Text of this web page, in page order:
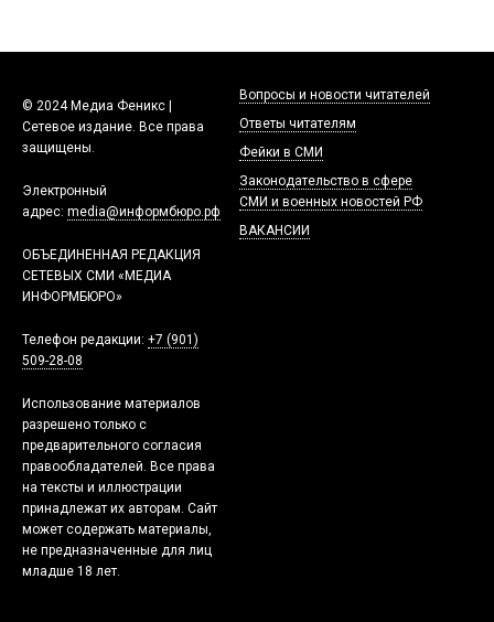
© 2024 Медиа Феникс |
Сетевое издание. Все права
защищены.
Электронный
адрес: media@информбюро.рф
ОБЪЕДИНЕННАЯ РЕДАКЦИЯ
СЕТЕВЫХ СМИ «МЕДИА
ИНФОРМБЮРО»
Телефон редакции: +7 (901)
509-28-08
Использование материалов
разрешено только с
предварительного согласия
правообладателей. Все права
на тексты и иллюстрации
принадлежат их авторам. Сайт
может содержать материалы,
не предназначенные для лиц
младше 18 лет.
Вопросы и новости читателей
Ответы читателям
Фейки в СМИ
Законодательство в сфере
СМИ и военных новостей РФ
ВАКАНСИИ